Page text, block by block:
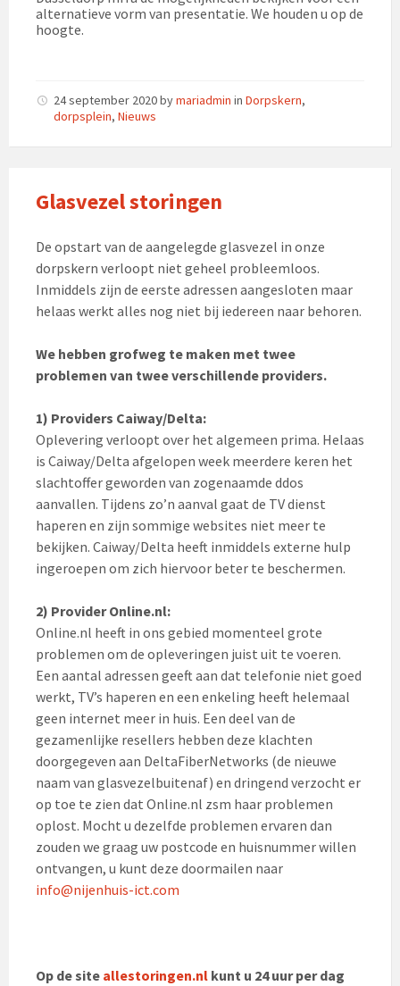
alternatieve vorm van presentatie. We houden u op de
hoogte.
24 september 2020bymariadmin in Dorpskern,
dorpsplein, Nieuws
Glasvezel storingen
De opstart van de aangelegde glasvezel in onze
dorpskern verloopt niet geheel probleemloos.
Inmiddels zijn de eerste adressen aangesloten maar
helaas werkt alles nog niet bij iedereen naar behoren.
We hebben grofweg te maken met twee
problemen van twee verschillende providers.
1) Providers Caiway/Delta:
Oplevering verloopt over het algemeen prima. Helaas
is Caiway/Delta afgelopen week meerdere keren het
slachtoffer geworden van zogenaamde ddos
aanvallen. Tijdens zo’n aanval gaat de TV dienst
haperen en zijn sommige websites niet meer te
bekijken. Caiway/Delta heeft inmiddels externe hulp
ingeroepen om zich hiervoor beter te beschermen.
2) Provider Online.nl:
Online.nl heeft in ons gebied momenteel grote
problemen om de opleveringen juist uit te voeren.
Een aantal adressen geeft aan dat telefonie niet goed
werkt, TV’s haperen en een enkeling heeft helemaal
geen internet meer in huis. Een deel van de
gezamenlijke resellers hebben deze klachten
doorgegeven aan DeltaFiberNetworks (de nieuwe
naam van glasvezelbuitenaf) en dringend verzocht er
op toe te zien dat Online.nl zsm haar problemen
oplost. Mocht u dezelfde problemen ervaren dan
zouden we graag uw postcode en huisnummer willen
ontvangen, u kunt deze doormailen naar
info@nijenhuis-ict.com
Op de site allestoringen.nl kunt u 24 uur per dag